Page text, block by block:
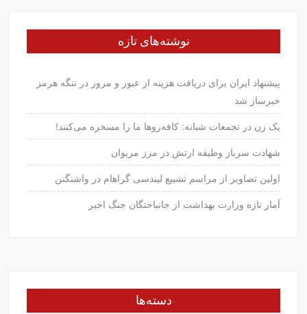
نوشته‌های تازه
پیشنهاد ایران برای دریافت هزینه از عبور و مرور در تنگه هرمز
خبرساز شد
یک زن در تجمعات شبانه: کافه‌روها ما را مسخره می‌کنند!
شهادت سرباز وظیفه ارتش در مرز مریوان
اولین تصاویر از مراسم تشییع لیندسی گراهام در واشنگتن
آمار تازه وزارت بهداشت از جانباختگان جنگ اخیر
دسته‌ها